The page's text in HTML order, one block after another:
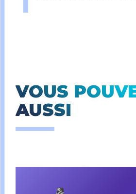
VOUS
AUSSI